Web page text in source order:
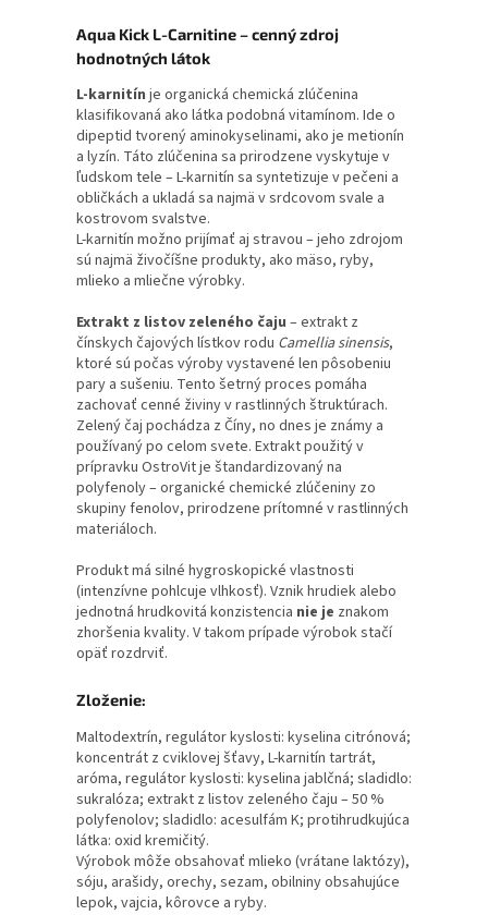
Aqua Kick L-Carnitine – cenný zdroj
hodnotných látok
L-karnitín je organická chemická zlúčenina
klasifikovaná ako látka podobná vitamínom. Ide o
dipeptid tvorený aminokyselinami, ako je metionín
a lyzín. Táto zlúčenina sa prirodzene vyskytuje v
ľudskom tele – L-karnitín sa syntetizuje v pečeni a
obličkách a ukladá sa najmä v srdcovom svale a
kostrovom svalstve.
L-karnitín možno prijímať aj stravou – jeho zdrojom
sú najmä živočíšne produkty, ako mäso, ryby,
mlieko a mliečne výrobky.
Extrakt z listov zeleného čaju – extrakt z
čínskych čajových lístkov rodu Camellia sinensis,
ktoré sú počas výroby vystavené len pôsobeniu
pary a sušeniu. Tento šetrný proces pomáha
zachovať cenné živiny v rastlinných štruktúrach.
Zelený čaj pochádza z Číny, no dnes je známy a
používaný po celom svete. Extrakt použitý v
prípravku OstroVit je štandardizovaný na
polyfenoly – organické chemické zlúčeniny zo
skupiny fenolov, prirodzene prítomné v rastlinných
materiáloch.
Produkt má silné hygroskopické vlastnosti
(intenzívne pohlcuje vlhkosť). Vznik hrudiek alebo
jednotná hrudkovitá konzistencia nie je znakom
zhoršenia kvality. V takom prípade výrobok stačí
opäť rozdrviť.
Zloženie:
Maltodextrín, regulátor kyslosti: kyselina citrónová;
koncentrát z cviklovej šťavy, L-karnitín tartrát,
aróma, regulátor kyslosti: kyselina jablčná; sladidlo:
sukralóza; extrakt z listov zeleného čaju – 50 %
polyfenolov; sladidlo: acesulfám K; protihrudkujúca
látka: oxid kremičitý.
Výrobok môže obsahovať mlieko (vrátane laktózy),
sóju, arašidy, orechy, sezam, obilniny obsahujúce
lepok, vajcia, kôrovce a ryby.